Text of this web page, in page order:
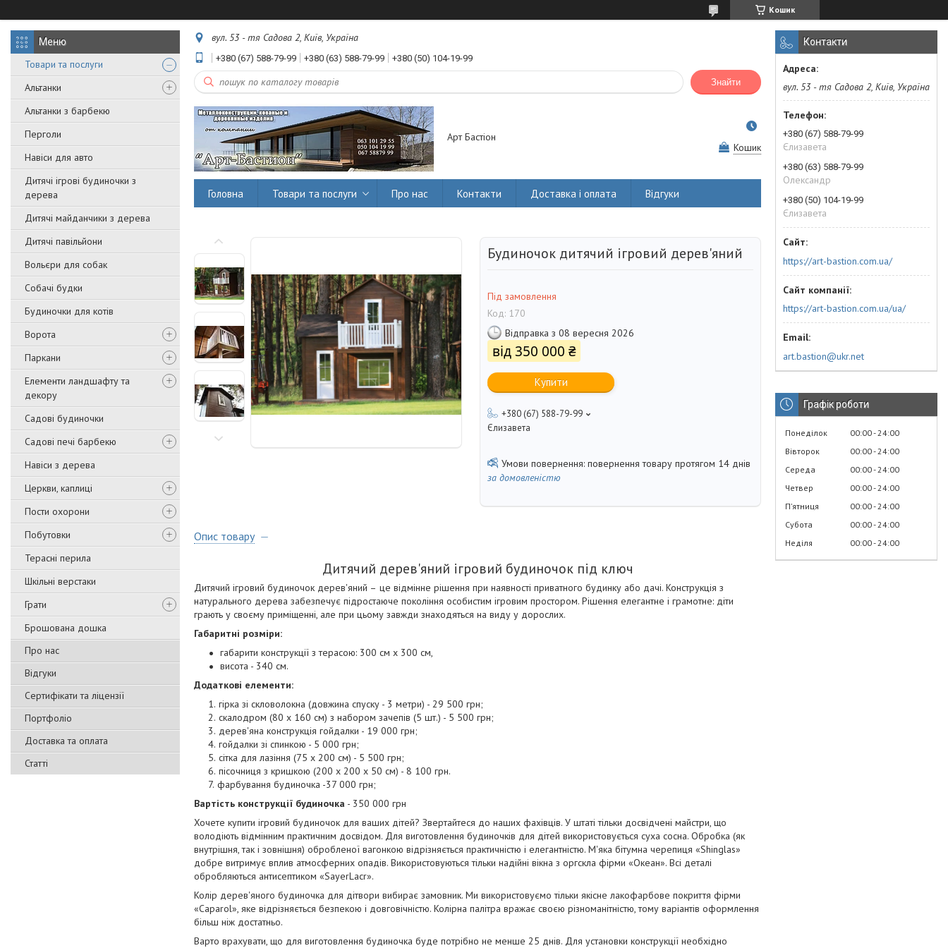
Кошик
Товари та послуги
Альтанки
Альтанки з барбекю
Перголи
Навіси для авто
Дитячі ігрові будиночки з
дерева
Дитячі майданчики з дерева
Дитячі павільйони
Вольєри для собак
Собачі будки
Будиночки для котів
Ворота
Паркани
Елементи ландшафту та
декору
Садові будиночки
Садові печі барбекю
Навіси з дерева
Церкви, каплиці
Пости охорони
Побутовки
Терасні перила
Шкільні верстаки
Грати
Брошована дошка
Про нас
Відгуки
Сертифікати та ліцензії
Портфоліо
Доставка та оплата
Статті
вул. 53 - тя Садова 2, Київ, Україна
+380 (67) 588-79-99 +380 (63) 588-79-99 +380 (50) 104-19-99
Знайти
Арт Бастіон
Кошик
Головна Товари та послуги Про нас Контакти Доставка і оплата Відгуки
Будиночок дитячий ігровий дерев'яний
Під замовлення
Код: 170
Відправка з 08 вересня 2026
від350 000 ₴
Купити
+380 (67) 588-79-99
Єлизавета
повернення товару протягом 14 днів
за домовленістю
Опис товару
Дитячий дерев'яний ігровий будиночок під ключ
Дитячий ігровий будиночок дерев'яний – це відмінне рішення при наявності приватного будинку або дачі. Конструкція з
натурального дерева забезпечує підростаюче покоління особистим ігровим простором. Рішення елегантне і грамотне: діти
грають у своєму приміщенні, але при цьому завжди знаходяться на виду у дорослих.
Габаритні розміри:
габарити конструкції з терасою: 300 см х 300 см,
висота - 340 см.
Додаткові елементи:
гірка зі скловолокна (довжина спуску - 3 метри) - 29 500 грн;
скалодром (80 х 160 см) з набором зачепів (5 шт.) - 5 500 грн;
дерев'яна конструкція гойдалки - 19 000 грн;
гойдалки зі спинкою - 5 000 грн;
сітка для лазіння (75 x 200 см) - 5 500 грн;
пісочниця з кришкою (200 х 200 х 50 см) - 8 100 грн.
фарбування будиночка -37 000 грн;
Вартість конструкції будиночка - 350 000 грн
Хочете купити ігровий будиночок для ваших дітей? Звертайтеся до наших фахівців. У штаті тільки досвідчені майстри, що
володіють відмінним практичним досвідом. Для виготовлення будиночків для дітей використовується суха сосна. Обробка (як
внутрішня, так і зовнішня) обробленої вагонкою відрізняється практичністю і елегантністю. М'яка бітумна черепиця «Shinglas»
добре витримує вплив атмосферних опадів. Використовуються тільки надійні вікна з оргскла фірми «Океан». Всі деталі
обробляються антисептиком «SayerLacr».
Колір дерев'яного будиночка для дітвори вибирає замовник. Ми використовуємо тільки якісне лакофарбове покриття фірми
«Caparol», яке відрізняється безпекою і довговічністю. Колірна палітра вражає своєю різноманітністю, тому варіантів оформлення
більш ніж достатньо.
Варто врахувати, що для виготовлення будиночка буде потрібно не менше 25 днів. Для установки конструкції необхідно
Контакти
вул. 53 - тя Садова 2, Київ, Україна
+380 (67) 588-79-99
Єлизавета
+380 (63) 588-79-99
Олександр
+380 (50) 104-19-99
Єлизавета
https://art-bastion.com.ua/
https://art-bastion.com.ua/ua/
art.bastion@ukr.net
Графік роботи
Понеділок 00:00 24:00
Вівторок
00:00 24:00
Середа
00:00 24:00
Четвер
00:00 24:00
Пʼятниця
00:00 24:00
Субота
00:00 24:00
Неділя
00:00 24:00